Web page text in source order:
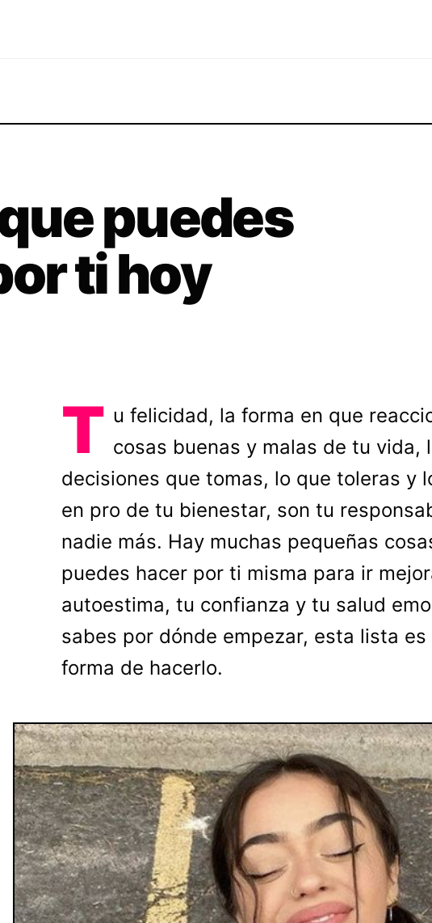
puedes
ti hoy
T u felicidad, la forma en que
cosas buenas y malas de tu vida,
decisiones que tomas, lo que toleras y
en pro de tu bienestar, son tu
nadie más. Hay muchas pequeñas
puedes hacer por ti misma para ir
autoestima, tu confianza y tu salud
sabes por dónde empezar, esta lista es
forma de hacerlo.